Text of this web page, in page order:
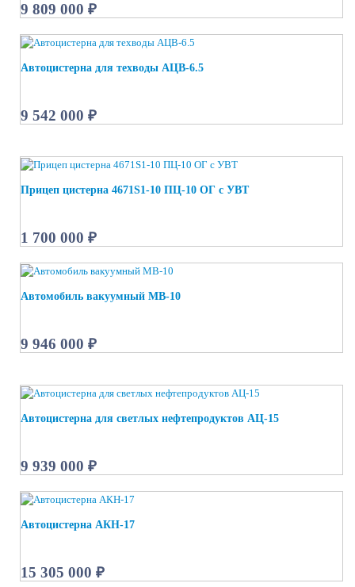
9 809 000 ₽
Автоцистерна для техводы АЦВ-6.5
9 542 000 ₽
Прицеп цистерна 4671S1-10 ПЦ-10 ОГ с УВТ
1 700 000 ₽
Автомобиль вакуумный МВ-10
9 946 000 ₽
Автоцистерна для светлых нефтепродуктов АЦ-15
9 939 000 ₽
Автоцистерна АКН-17
15 305 000 ₽